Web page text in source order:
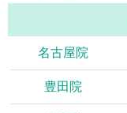
名古屋院
豊田院